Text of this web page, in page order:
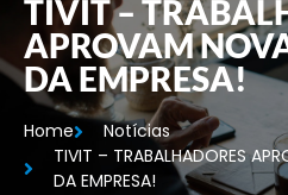
TIVIT –
APROVAM
DA EMPRESA!
Home
Notícias
TIVIT – TRABALHADORES
DA EMPRESA!